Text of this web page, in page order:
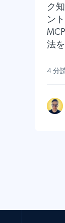
ク
ン
法
4 分